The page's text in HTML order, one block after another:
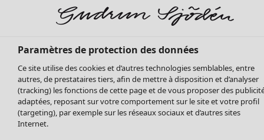
Tops
Gilets
Pantalon
Jupes
Manteaux & vestes
Leggings et collants
Paramètres de protection des données
Ce site utilise des cookies et d’autres technologies semblables, entre
autres, de prestataires tiers, afin de mettre à disposition et d’analyser
(tracking) les fonctions de cette page et de vous proposer des
adaptées, reposant sur votre comportement sur le site et votre profil
(targeting), par exemple sur les réseaux sociaux et d’autres sites
Internet.